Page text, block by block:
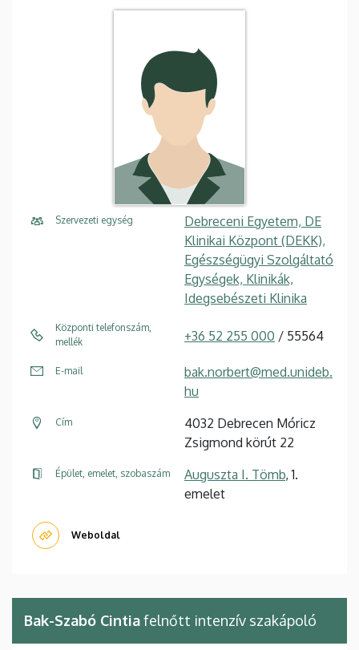
Szervezeti egység
Debreceni Egyetem, DE
Klinikai Központ (DEKK),
Egészségügyi Szolgáltató
Egységek, Klinikák,
Idegsebészeti Klinika
Központi telefonszám,
mellék
+36 52 255 000 / 55564
E-mail
bak.norbert@med.unideb.
hu
Cím
4032 Debrecen Móricz
Zsigmond körút 22
Épület, emelet, szobaszám Auguszta I. Tömb, 1.
emelet
Weboldal
Bak-Szabó Cintiafelnőtt intenzív szakápoló